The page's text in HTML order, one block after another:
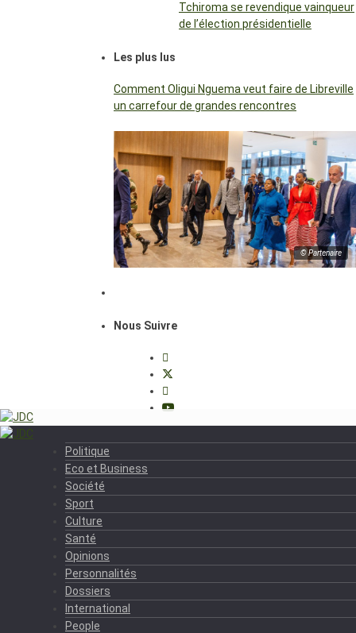
Tchiroma se revendique vainqueur
de l’élection présidentielle
Les plus lus
Comment Oligui Nguema veut faire de Libreville
un carrefour de grandes rencontres
© Partenaire
Nous Suivre
Politique
Eco et Business
Société
Sport
Culture
Santé
Opinions
Personnalités
Dossiers
International
People